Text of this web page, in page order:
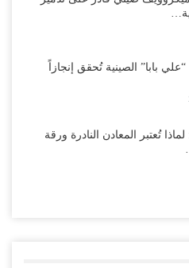
بابا” الصينية تُحقق إنجازاً
تُعتبر المعادن النادرة ورقة